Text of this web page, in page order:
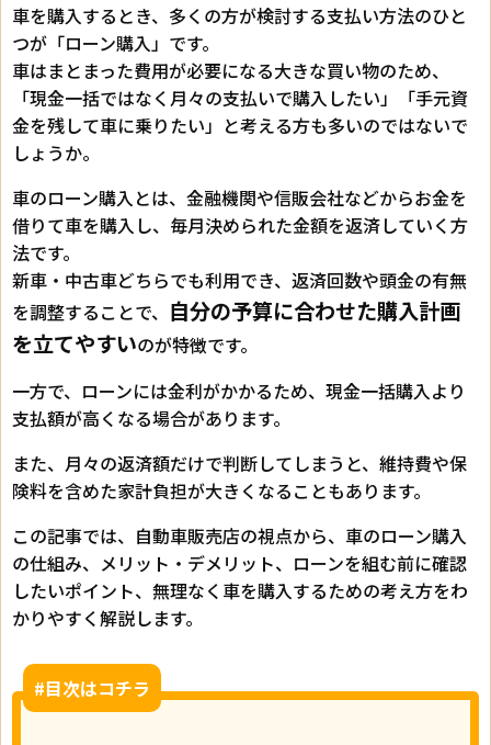
車を購入するとき、多くの方が検討する支払い方法のひと
つが「ローン購入」です。
車はまとまった費用が必要になる大きな買い物のため、
「現金一括ではなく月々の支払いで購入したい」「手元資
金を残して車に乗りたい」と考える方も多いのではないで
しょうか。
車のローン購入とは、金融機関や信販会社などからお金を
借りて車を購入し、毎月決められた金額を返済していく方
法です。
新車・中古車どちらでも利用でき、返済回数や頭金の有無
を調整することで、 自分の予算に合わせた購入計画
を立てやすいのが特徴です。
一方で、ローンには金利がかかるため、現金一括購入より
支払額が高くなる場合があります。
また、月々の返済額だけで判断してしまうと、維持費や保
険料を含めた家計負担が大きくなることもあります。
この記事では、自動車販売店の視点から、車のローン購入
の仕組み、メリット・デメリット、ローンを組む前に確認
したいポイント、無理なく車を購入するための考え方をわ
かりやすく解説します。
#目次はコチラ